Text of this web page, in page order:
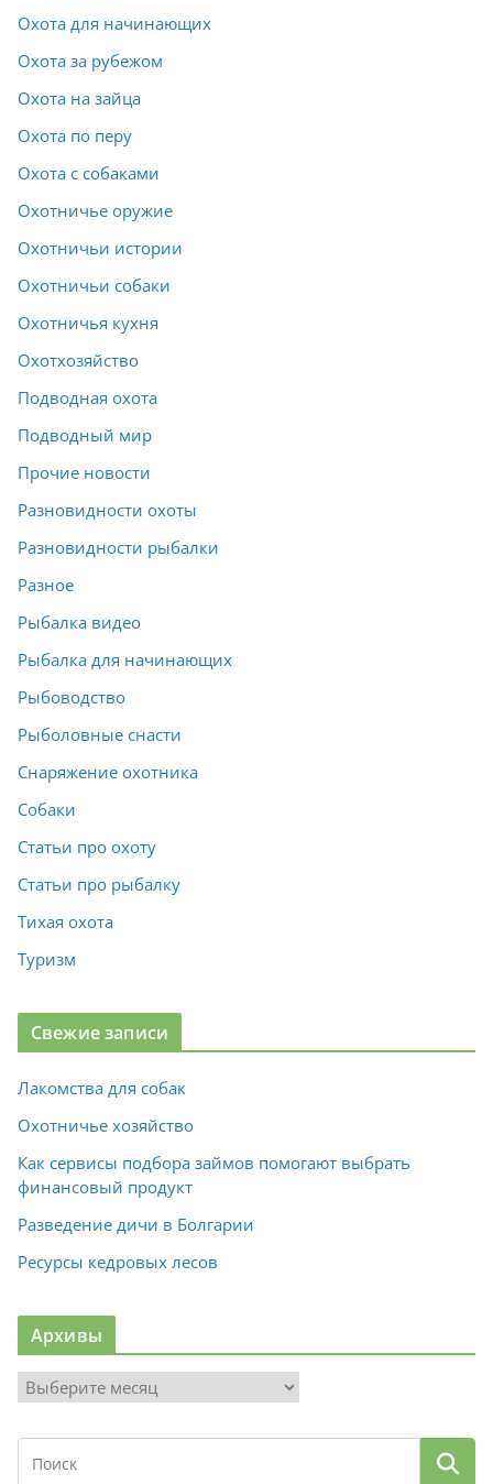
Охота для начинающих
Охота за рубежом
Охота на зайца
Охота по перу
Охота с собаками
Охотничье оружие
Охотничьи истории
Охотничьи собаки
Охотничья кухня
Охотхозяйство
Подводная охота
Подводный мир
Прочие новости
Разновидности охоты
Разновидности рыбалки
Разное
Рыбалка видео
Рыбалка для начинающих
Рыбоводство
Рыболовные снасти
Снаряжение охотника
Собаки
Статьи про охоту
Статьи про рыбалку
Тихая охота
Туризм
Свежие записи
Лакомства для собак
Охотничье хозяйство
Как сервисы подбора займов помогают выбрать
финансовый продукт
Разведение дичи в Болгарии
Ресурсы кедровых лесов
Архивы
р
х